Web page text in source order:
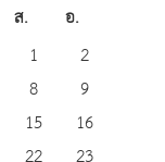
ส.
อ.
1
2
8
9
15
16